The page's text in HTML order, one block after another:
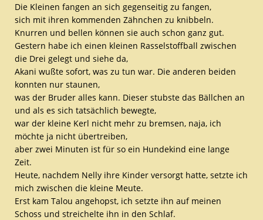
Die Kleinen fangen an sich gegenseitig zu fangen,
sich mit ihren kommenden Zähnchen zu knibbeln.
Knurren und bellen können sie auch schon ganz gut.
Gestern habe ich einen kleinen Rasselstoffball zwischen
die Drei gelegt und siehe da,
Akani wußte sofort, was zu tun war. Die anderen beiden
konnten nur staunen,
was der Bruder alles kann. Dieser stubste das Bällchen an
und als es sich tatsächlich bewegte,
war der kleine Kerl nicht mehr zu bremsen, naja, ich
möchte ja nicht übertreiben,
aber zwei Minuten ist für so ein Hundekind eine lange
Zeit.
Heute, nachdem Nelly ihre Kinder versorgt hatte, setzte ich
mich zwischen die kleine Meute.
Erst kam Talou angehopst, ich setzte ihn auf meinen
Schoss und streichelte ihn in den Schlaf.